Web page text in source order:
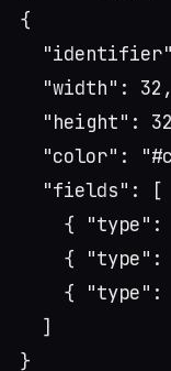
{
  "width": 32,
"height":
"color":
  "fields": [
{ "type":
{ "type":
{ "type":
  ]